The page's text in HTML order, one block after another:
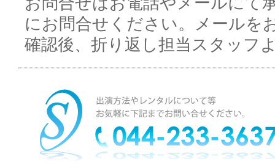
にお問合せください。メールを
確認後、折り返し担当スタッフ